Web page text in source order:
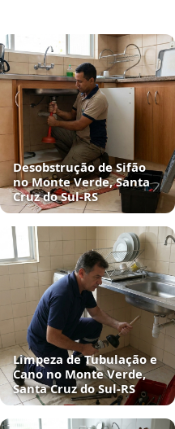
Desobstrução de Sifão
no Monte Verde, Santa
Cruz do Sul‑RS
Limpeza de Tubulação e
Cano no Monte Verde,
Santa Cruz do Sul‑RS